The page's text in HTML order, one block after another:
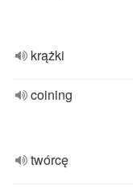
krążki
coining
twórcę